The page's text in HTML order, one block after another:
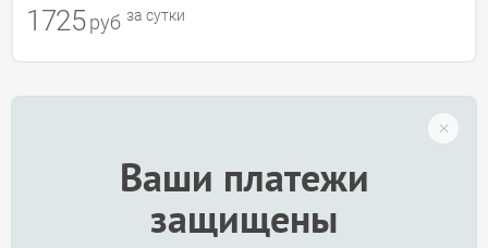
1725 руб за сутки
Ваши платежи
защищены